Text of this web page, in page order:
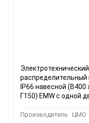
Электротехнический
IP66 навесной (В400
Г150) EMW c одной
Производитель: ЦМО